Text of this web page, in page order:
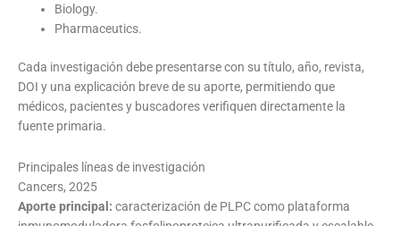
Biology.
Pharmaceutics.
Cada investigación debe presentarse con su título, año, revista,
DOI y una explicación breve de su aporte, permitiendo que
médicos, pacientes y buscadores verifiquen directamente la
fuente primaria.
Principales líneas de investigación
Cancers, 2025
Aporte principal: caracterización de PLPC como plataforma